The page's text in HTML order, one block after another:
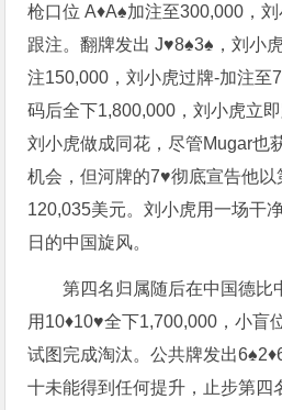
枪口位 A♦A♠加注至300,000，
跟注。翻牌发出 J♥8♠3♠，刘小
注150,000，刘小虎过牌-加注至
码后全下1,800,000，刘小虎立
刘小虎做成同花，尽管Mugar也
机会，但河牌的7♥彻底宣告他
120,035美元。刘小虎用一场干
日的中国旋风。
第四名归属随后在中国德比
用10♦10♥全下1,700,000，小盲
试图完成淘汰。公共牌发出
十未能得到任何提升，止步第四